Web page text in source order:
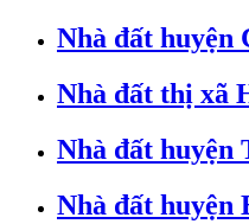
Nhà đất huyện
Nhà đất thị xã
Nhà đất huyện
Nhà đất huyện